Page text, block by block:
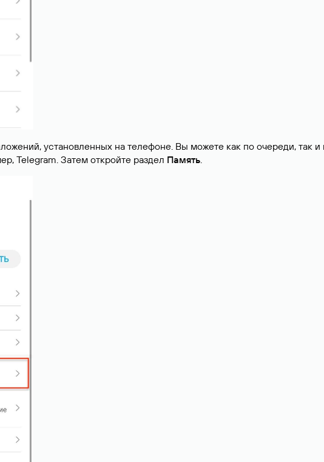
установленных на телефоне. Вы можете как по очереди, так
Telegram. Затем откройте раздел Память